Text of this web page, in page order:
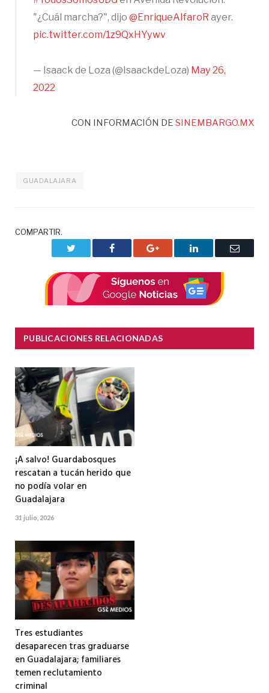
"¿Cuál marcha?", dijo @EnriqueAlfaroR ayer.
pic.twitter.com/1z9QxHYywv
— Isaack de Loza (@IsaackdeLoza) May 26,
2022
CON INFORMACIÓN DE SINEMBARGO.MX
GUADALAJARA
COMPARTIR.
Facebook Google+ LinkedIn
Correo
PUBLICACIONES RELACIONADAS
¡A salvo! Guardabosques
rescatan a tucán herido que
no podía volar en
Guadalajara
31 julio, 2026
Tres estudiantes
desaparecen tras graduarse
en Guadalajara; familiares
temen reclutamiento
criminal